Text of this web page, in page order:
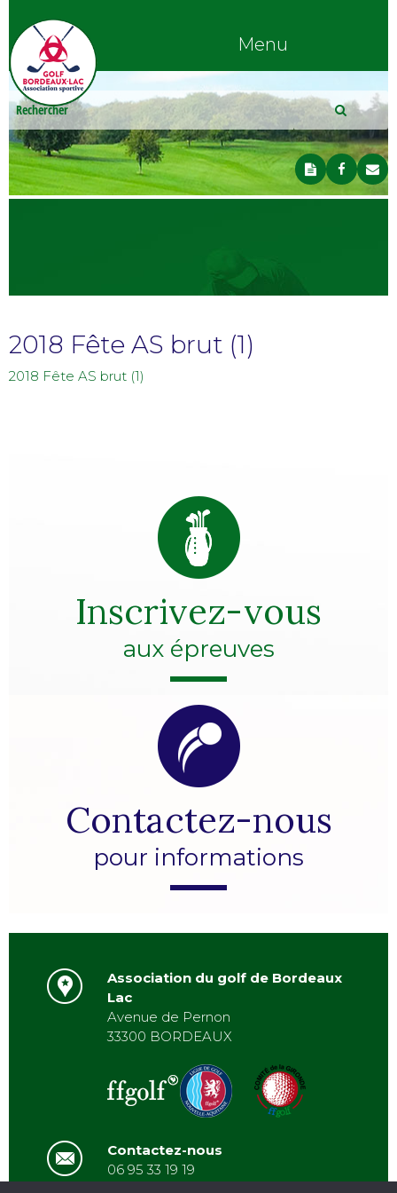
Menu
2018 Fête AS brut (1)
2018 Fête AS brut (1)
Inscrivez-vous
aux épreuves
Contactez-nous
pour informations
Association du golf de Bordeaux
Lac
Avenue de Pernon
33300 BORDEAUX
Contactez-nous
06 95 33 19 19